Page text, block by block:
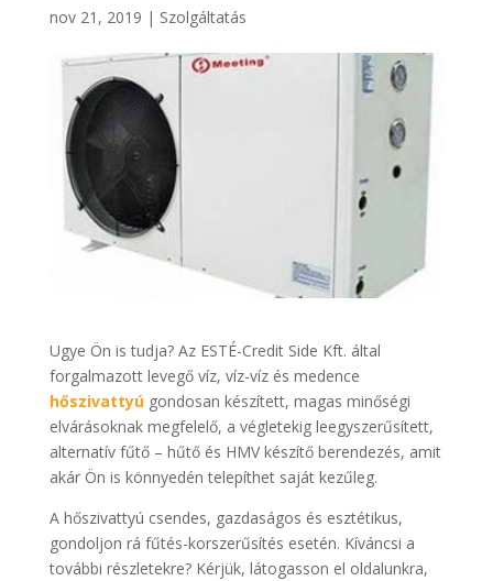
nov 21, 2019 | Szolgáltatás
Ugye Ön is tudja? Az ESTÉ-Credit Side Kft. által
forgalmazott levegő víz, víz-víz és medence
hőszivattyú gondosan készített, magas minőségi
elvárásoknak megfelelő, a végletekig leegyszerűsített,
alternatív fűtő – hűtő és HMV készítő berendezés, amit
akár Ön is könnyedén telepíthet saját kezűleg.
A hőszivattyú csendes, gazdaságos és esztétikus,
gondoljon rá fűtés-korszerűsítés esetén. Kíváncsi a
további részletekre? Kérjük, látogasson el oldalunkra,